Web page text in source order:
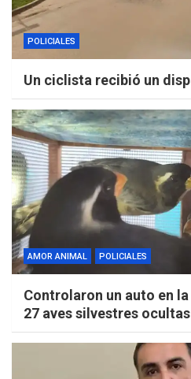
POLICIALES
Un ciclista recibió un
AMOR ANIMAL POLICIALES
Controlaron un auto en
27 aves silvestres ocultas